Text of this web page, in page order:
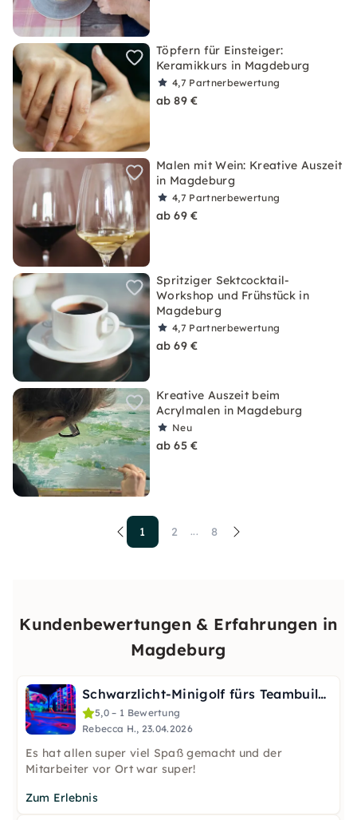
Töpfern für Einsteiger:
Keramikkurs in Magdeburg
4,7 Partnerbewertung
ab 89 €
Malen mit Wein: Kreative Auszeit
in Magdeburg
4,7 Partnerbewertung
ab 69 €
Spritziger Sektcocktail-
Workshop und Frühstück in
Magdeburg
4,7 Partnerbewertung
ab 69 €
Kreative Auszeit beim
Acrylmalen in Magdeburg
Neu
ab 65 €
1 2 ... 8
Kundenbewertungen & Erfahrungen in
Magdeburg
Schwarzlicht-Minigolf fürs Teambuilding in Magdeburg
5,0 – 1 Bewertung
Rebecca H., 23.04.2026
Es hat allen super viel Spaß gemacht und der
Mitarbeiter vor Ort war super!
Zum Erlebnis